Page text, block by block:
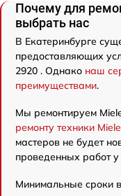
Почему для
выбрать нас
В Екатеринбурге
предоставляющих
2920 . Однако наш
преимуществами.
Мы ремонтируем
ремонту техники Miele
мастеров не будет
проведенных работ у
Минимальные сроки